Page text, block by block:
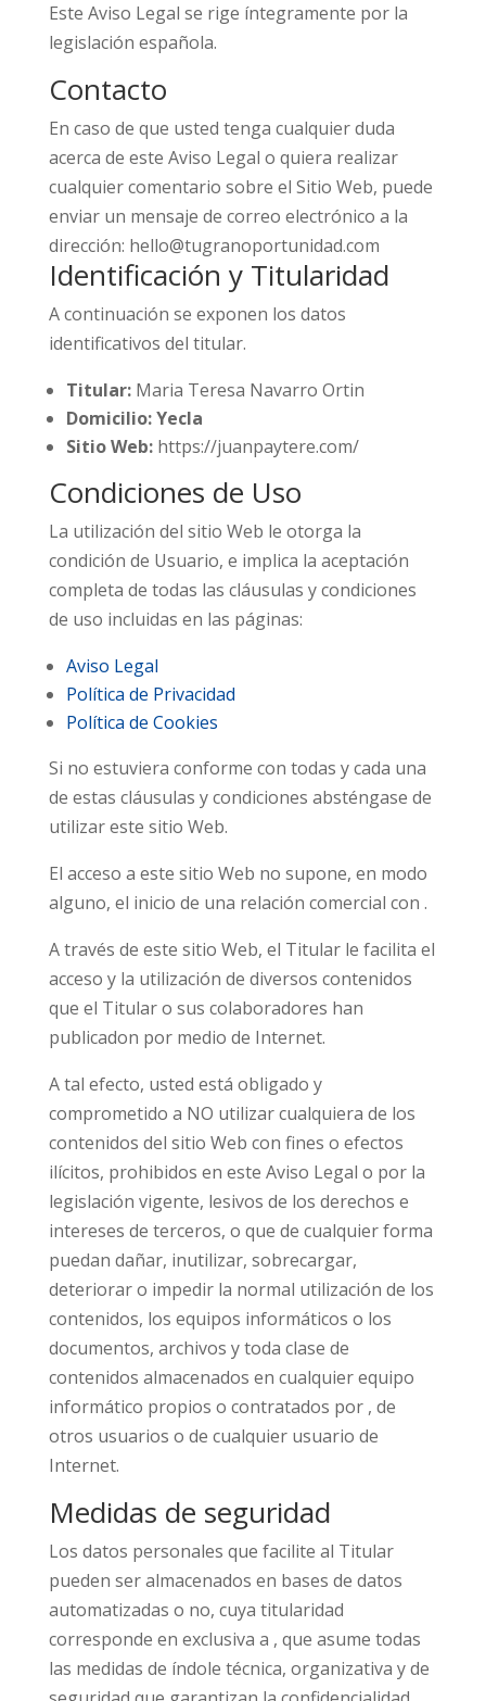
Este Aviso Legal se rige íntegramente por la
legislación española.
Contacto
En caso de que usted tenga cualquier duda
acerca de este Aviso Legal o quiera realizar
cualquier comentario sobre el Sitio Web, puede
enviar un mensaje de correo electrónico a la
dirección: hello@tugranoportunidad.com
Identificación y Titularidad
A continuación se exponen los datos
identificativos del titular.
Titular:Maria Teresa Navarro Ortin
Domicilio: Yecla
Sitio Web:https://juanpaytere.com/
Condiciones de Uso
La utilización del sitio Web le otorga la
condición de Usuario, e implica la aceptación
completa de todas las cláusulas y condiciones
de uso incluidas en las páginas:
Aviso Legal
Política de Privacidad
Política de Cookies
Si no estuviera conforme con todas y cada una
de estas cláusulas y condiciones absténgase de
utilizar este sitio Web.
El acceso a este sitio Web no supone, en modo
alguno, el inicio de una relación comercial con .
A través de este sitio Web, el Titular le facilita el
acceso y la utilización de diversos contenidos
que el Titular o sus colaboradores han
publicadon por medio de Internet.
A tal efecto, usted está obligado y
comprometido a NO utilizar cualquiera de los
contenidos del sitio Web con fines o efectos
ilícitos, prohibidos en este Aviso Legal o por la
legislación vigente, lesivos de los derechos e
intereses de terceros, o que de cualquier forma
puedan dañar, inutilizar, sobrecargar,
deteriorar o impedir la normal utilización de los
contenidos, los equipos informáticos o los
documentos, archivos y toda clase de
contenidos almacenados en cualquier equipo
informático propios o contratados por , de
otros usuarios o de cualquier usuario de
Internet.
Medidas de seguridad
Los datos personales que facilite al Titular
pueden ser almacenados en bases de datos
automatizadas o no, cuya titularidad
corresponde en exclusiva a , que asume todas
las medidas de índole técnica, organizativa y de